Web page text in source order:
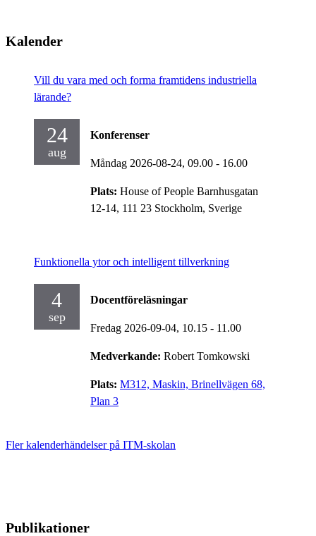
Kalender
Vill du vara med och forma framtidens industriella
lärande?
24
aug
Konferenser
Måndag 2026-08-24, 09.00 - 16.00
Plats: House of People Barnhusgatan
12-14, 111 23 Stockholm, Sverige
Funktionella ytor och intelligent tillverkning
4
sep
Docentföreläsningar
Fredag 2026-09-04, 10.15 - 11.00
Medverkande: Robert Tomkowski
Plats: M312, Maskin, Brinellvägen 68,
Plan 3
Fler kalenderhändelser på ITM-skolan
Publikationer